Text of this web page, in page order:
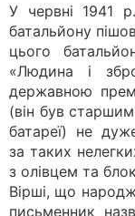
У червні 1941
батальйону
цього
«Людина і
державною
(він був
батареї) не
за таких
з олівцем та
Вірші, що
письменник